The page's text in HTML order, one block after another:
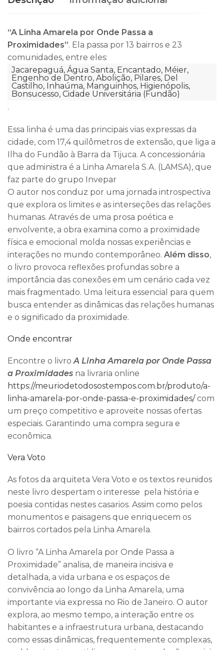
“A Linha Amarela por Onde Passa a
Proximidades”. Ela passa por 13 bairros e 23
comunidades, entre eles:
Jacarepaguá, Água Santa, Encantado, Méier,
Engenho de Dentro, Abolição, Pilares, Del
Castilho, Inhaúma, Manguinhos, Higienópolis,
Bonsucesso, Cidade Universitária (Fundão)
.
Essa linha é uma das principais vias expressas da
cidade, com 17,4 quilômetros de extensão, que liga a
Ilha do Fundão à Barra da Tijuca. A concessionária
que administra é a Linha Amarela S.A. (LAMSA), que
faz parte do grupo Invepar
O autor nos conduz por uma jornada introspectiva
que explora os limites e as interseções das relações
humanas. Através de uma prosa poética e
envolvente, a obra examina como a proximidade
física e emocional molda nossas experiências e
interações no mundo contemporâneo. Além disso,
o livro provoca reflexões profundas sobre a
importância das conexões em um cenário cada vez
mais fragmentado. Uma leitura essencial para quem
busca entender as dinâmicas das relações humanas
e o significado da proximidade.
Onde encontrar
Encontre o livroA Linha Amarela por Onde Passa
a Proximidades na livraria online
https://meuriodetodosostempos.com.br/produto/a-
linha-amarela-por-onde-passa-e-proximidades/ com
um preço competitivo e aproveite nossas ofertas
especiais. Garantindo uma compra segura e
econômica.
Vera Voto
As fotos da arquiteta Vera Voto e os textos reunidos
neste livro despertam o interesse pela história e
poesia contidas nestes casarios. Assim como pelos
monumentos e paisagens que enriquecem os
bairros cortados pela Linha Amarela.
O livro “A Linha Amarela por Onde Passa a
Proximidade” analisa, de maneira incisiva e
detalhada, a vida urbana e os espaços de
convivência ao longo da Linha Amarela, uma
importante via expressa no Rio de Janeiro. O autor
explora, ao mesmo tempo, a interação entre os
habitantes e a infraestrutura urbana, destacando
como essas dinâmicas, frequentemente complexas,